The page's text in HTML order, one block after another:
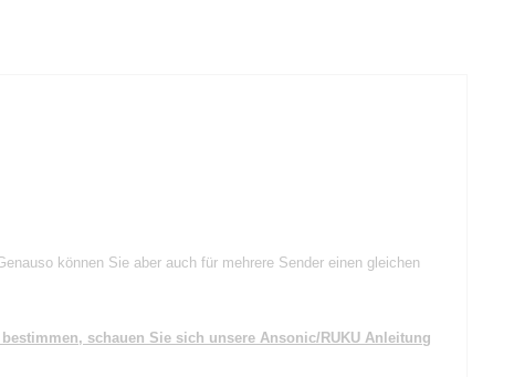
können Sie aber auch für mehrere Sender einen gleichen
schauen Sie sich unsere Ansonic/RUKU Anleitung